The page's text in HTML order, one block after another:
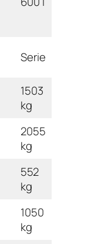
Serie
1503
kg
2055
kg
552
kg
1050
kg